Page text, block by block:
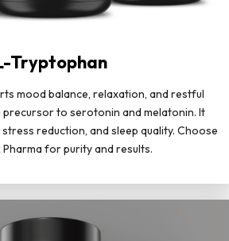
Tryptophan
mood balance, relaxation, and restful
precursor to serotonin and melatonin. It
reduction, and sleep quality. Choose
for purity and results.